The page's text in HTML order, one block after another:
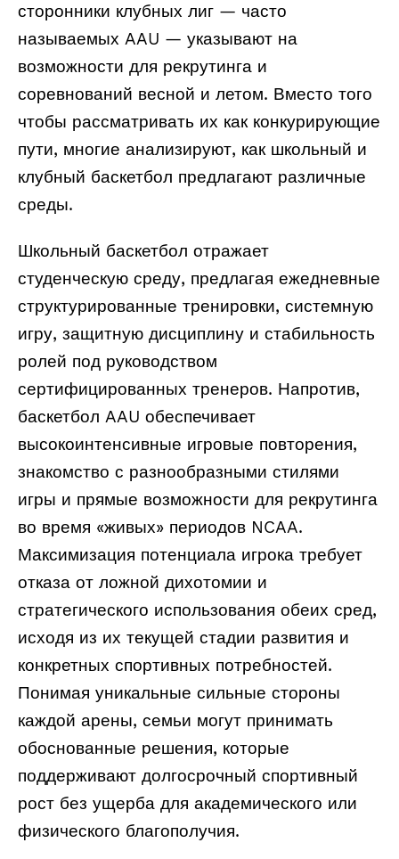
сторонники клубных лиг — часто
называемых AAU — указывают на
возможности для рекрутинга и
соревнований весной и летом. Вместо того
чтобы рассматривать их как конкурирующие
пути, многие анализируют, как школьный и
клубный баскетбол предлагают различные
среды.
Школьный баскетбол отражает
студенческую среду, предлагая ежедневные
структурированные тренировки, системную
игру, защитную дисциплину и стабильность
ролей под руководством
сертифицированных тренеров. Напротив,
баскетбол AAU обеспечивает
высокоинтенсивные игровые повторения,
знакомство с разнообразными стилями
игры и прямые возможности для рекрутинга
во время «живых» периодов NCAA.
Максимизация потенциала игрока требует
отказа от ложной дихотомии и
стратегического использования обеих сред,
исходя из их текущей стадии развития и
конкретных спортивных потребностей.
Понимая уникальные сильные стороны
каждой арены, семьи могут принимать
обоснованные решения, которые
поддерживают долгосрочный спортивный
рост без ущерба для академического или
физического благополучия.